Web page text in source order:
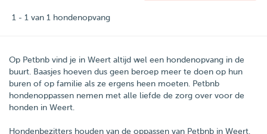
1 - 1 van 1 hondenopvang
Op Petbnb vind je in Weert altijd wel een hondenopvang in de
buurt. Baasjes hoeven dus geen beroep meer te doen op hun
buren of op familie als ze ergens heen moeten. Petbnb
hondenoppassen nemen met alle liefde de zorg over voor de
honden in Weert.
Hondenbezitters houden van de oppassen van Petbnb in Weert